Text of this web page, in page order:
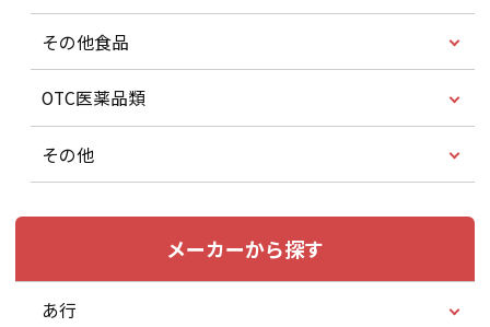
その他食品
OTC医薬品類
その他
メーカーから探す
あ行